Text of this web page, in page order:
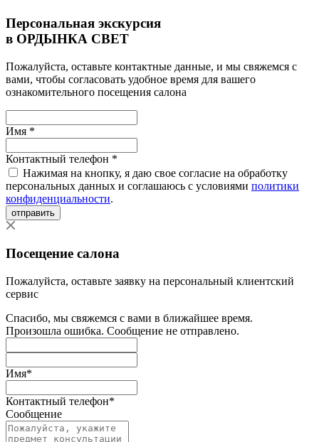
Персональная экскурсия
в ОРДЫНКА СВЕТ
Пожалуйста, оставьте контактные данные, и мы свяжемся с
вами, чтобы согласовать удобное время для вашего
ознакомительного посещения салона
Имя *
Контактный телефон *
Нажимая на кнопку, я даю свое согласие на обработку
персональных данных и соглашаюсь с условиями политики
конфиденциальности.
отправить
Посещение салона
Пожалуйста, оставьте заявку на персональный клиентский
сервис
Спасибо, мы свяжемся с вами в ближайшее время.
Произошла ошибка. Сообщение не отправлено.
Имя*
Контактный телефон*
Сообщение